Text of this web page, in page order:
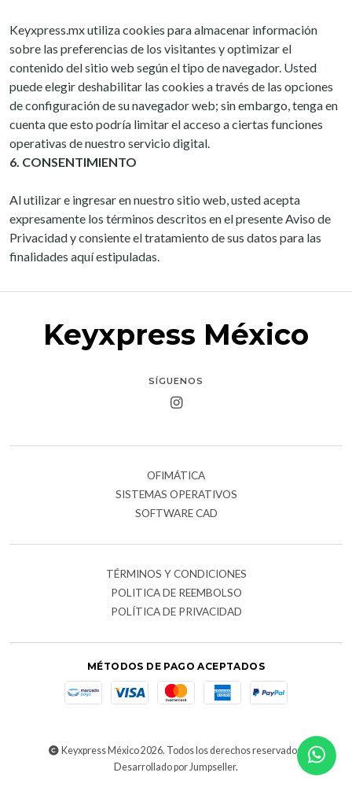
Keyxpress.mx utiliza cookies para almacenar información
sobre las preferencias de los visitantes y optimizar el
contenido del sitio web según el tipo de navegador. Usted
puede elegir deshabilitar las cookies a través de las opciones
de configuración de su navegador web; sin embargo, tenga en
cuenta que esto podría limitar el acceso a ciertas funciones
operativas de nuestro servicio digital.
6. CONSENTIMIENTO
Al utilizar e ingresar en nuestro sitio web, usted acepta
expresamente los términos descritos en el presente Aviso de
Privacidad y consiente el tratamiento de sus datos para las
finalidades aquí estipuladas.
Keyxpress México
SÍGUENOS
OFIMÁTICA
SISTEMAS OPERATIVOS
SOFTWARE CAD
TÉRMINOS Y CONDICIONES
POLITICA DE REEMBOLSO
POLÍTICA DE PRIVACIDAD
MÉTODOS DE PAGO ACEPTADOS
Keyxpress México 2026. Todos los derechos reservados.
Desarrollado por Jumpseller.